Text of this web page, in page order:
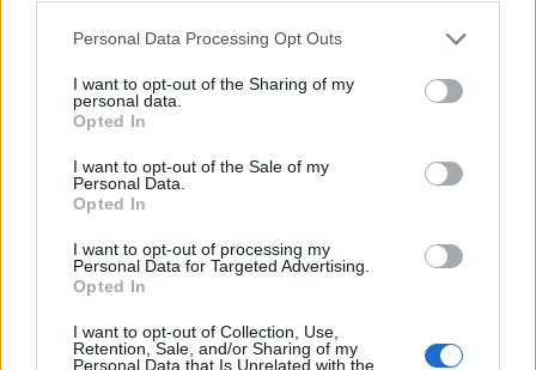
Personal Data Processing Opt Outs
I want to opt-out of the Sharing of my
personal data.
Opted In
I want to opt-out of the Sale of my
Personal Data.
Opted In
I want to opt-out of processing my
Personal Data for Targeted Advertising.
Opted In
I want to opt-out of Collection, Use,
Retention, Sale, and/or Sharing of my
Personal Data that Is Unrelated with the
καρκίνου ή να μικρύνει όγκους σε μελέτες που
έγιναν στο εργαστήριο.
στα καταστήματα και μπορείτε να τον
χρησιμοποιήσετε σε μια ποικιλία συνταγών.
Εντάσσεται ευχάριστα σε όσπρια, ρύζι και
κρεατικά, ενώ μπορείτε ακόμα και να τον